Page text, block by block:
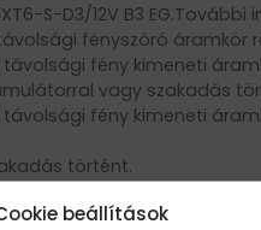
beállítások
S-D3/12V B3
fényszóró
távolsági fény kimeneti
vagy szakadás
távolsági fény kimeneti
történt.
történt.